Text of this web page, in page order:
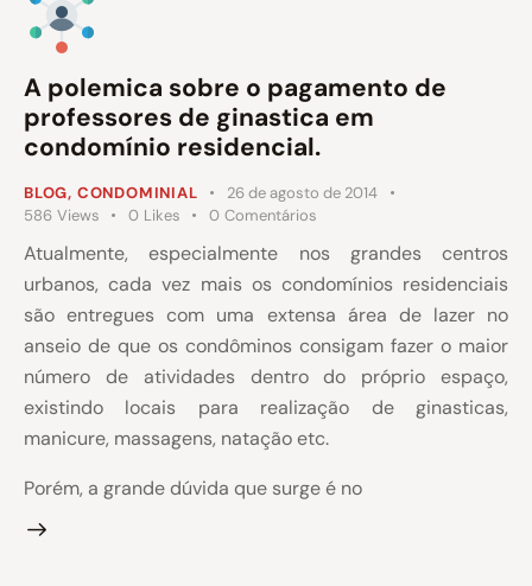
A polemica sobre o pagamento de
professores de ginastica em
condomínio residencial.
BLOG, CONDOMINIAL
26 de agosto de 2014
586 Views 0 Likes 0 Comentários
Atualmente, especialmente nos grandes centros
urbanos, cada vez mais os condomínios residenciais
são entregues com uma extensa área de lazer no
anseio de que os condôminos consigam fazer o maior
número de atividades dentro do próprio espaço,
existindo locais para realização de ginasticas,
manicure, massagens, natação etc.
Porém, a grande dúvida que surge é no